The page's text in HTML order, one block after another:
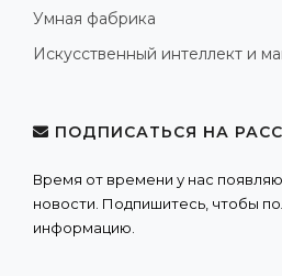
Умная фабрика
Искусственный интеллект и
ПОДПИСАТЬСЯ НА
Время от времени у нас
новости. Подпишитесь, чтобы
информацию.